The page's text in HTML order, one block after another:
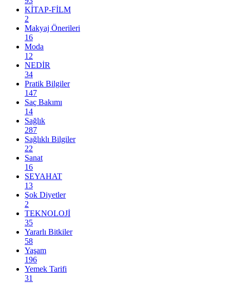
KİTAP-FİLM
2
Makyaj Önerileri
16
Moda
12
NEDİR
34
Pratik Bilgiler
147
Saç Bakımı
14
Sağlık
287
Sağlıklı Bilgiler
22
Sanat
16
SEYAHAT
13
Şok Diyetler
2
TEKNOLOJİ
35
Yararlı Bitkiler
58
Yaşam
196
Yemek Tarifi
31